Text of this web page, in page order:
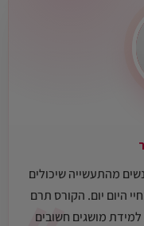
מהתעשייה שיכולים
היום יום. הקורס תרם
מושגים חשובים